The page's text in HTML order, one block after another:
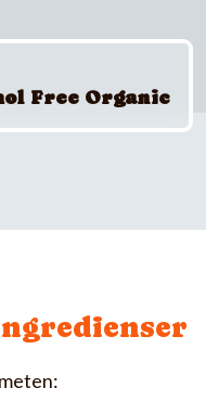
Free Organic